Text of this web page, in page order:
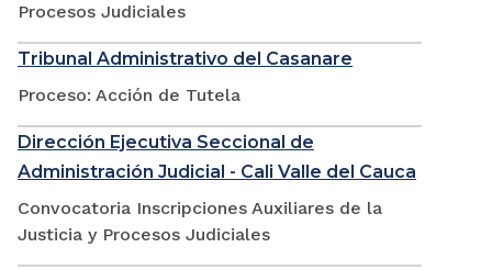
Procesos Judiciales
Tribunal Administrativo del Casanare
Proceso: Acción de Tutela
Dirección Ejecutiva Seccional de
Administración Judicial - Cali Valle del Cauca
Convocatoria Inscripciones Auxiliares de la
Justicia y Procesos Judiciales